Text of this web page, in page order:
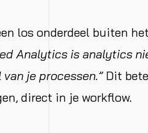
los onderdeel buiten het
Analytics is analytics
je processen.”Dit
direct in je workflow.